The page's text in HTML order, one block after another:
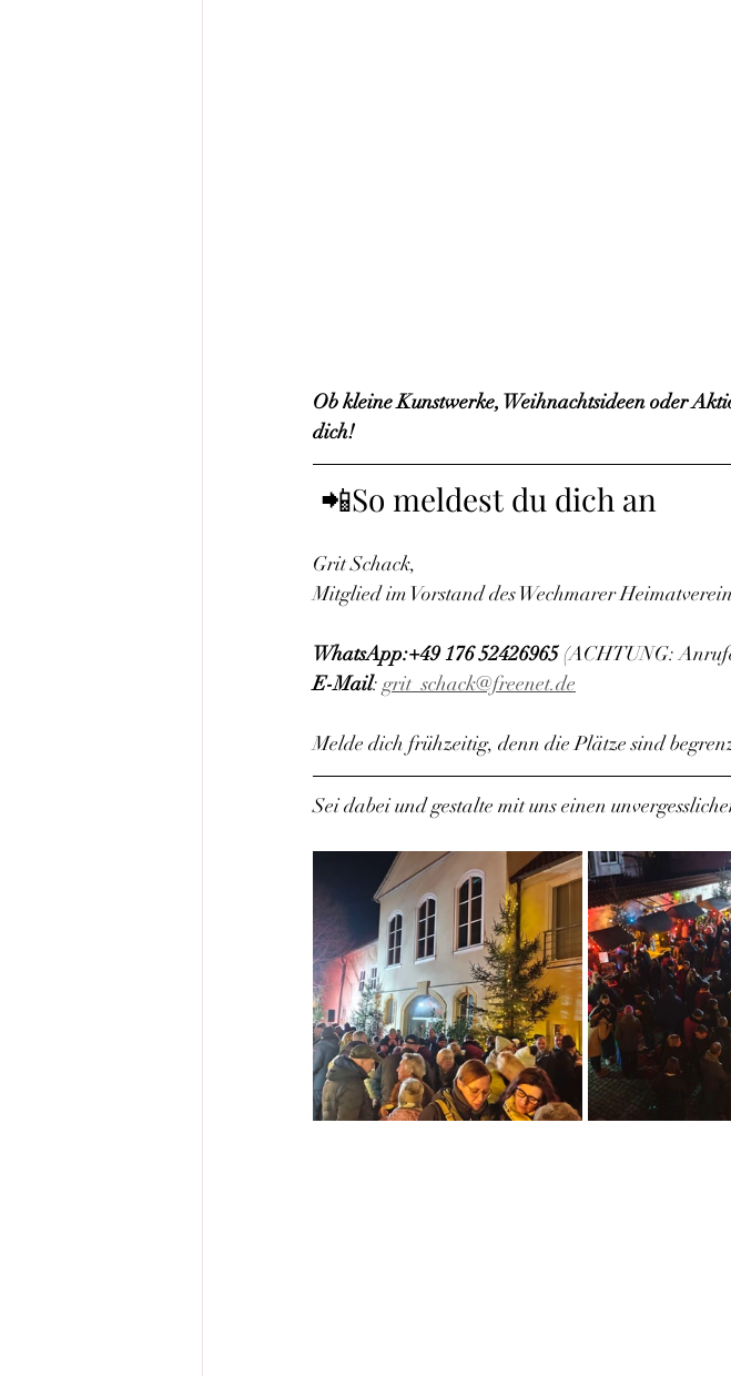
Ob kleine Kunstwerke, Weihnachtsideen oder
dich!
📲So meldest du dich an
Grit Schack,
Mitglied im Vorstand des Wechmarer
WhatsApp:+49 176 52426965 (ACHTUNG:
E-Mail: grit_schack@freenet.de
Melde dich frühzeitig, denn die Plätze sind
Sei dabei und gestalte mit uns einen